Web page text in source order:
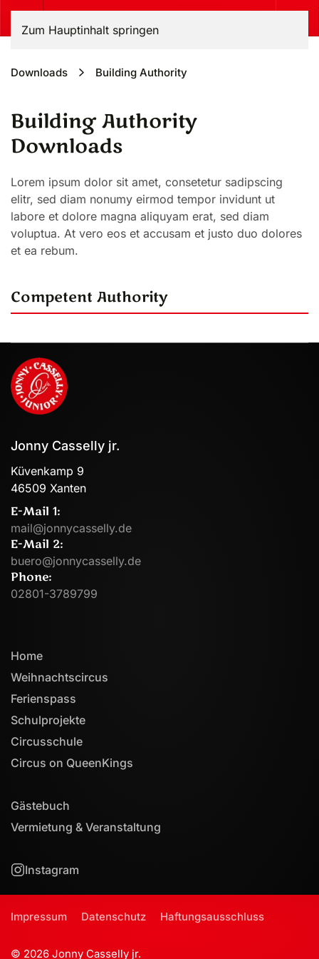
Zum Hauptinhalt springen
Downloads Building Authority
Building Authority
Downloads
Lorem ipsum dolor sit amet, consetetur sadipscing
elitr, sed diam nonumy eirmod tempor invidunt ut
labore et dolore magna aliquyam erat, sed diam
voluptua. At vero eos et accusam et justo duo dolores
et ea rebum.
Competent Authority
Jonny Casselly jr.
Küvenkamp 9
46509 Xanten
E-Mail 1:
mail@jonnycasselly.de
E-Mail 2:
buero@jonnycasselly.de
Phone:
02801-3789799
Home
Weihnachtscircus
Ferienspass
Schulprojekte
Circusschule
Circus on QueenKings
Gästebuch
Vermietung & Veranstaltung
Instagram
© 2026 Jonny Casselly jr.
Impressum Datenschutz Haftungsausschluss